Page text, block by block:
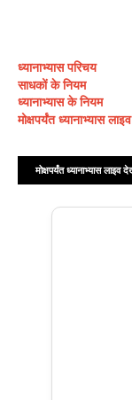
ध्यानाभ्यास परिचय
साधकों के नियम
ध्यानाभ्यास के नियम
मोक्षपर्यंत ध्यानाभ्यास
मोक्षपर्यंत ध्यानाभ्यास